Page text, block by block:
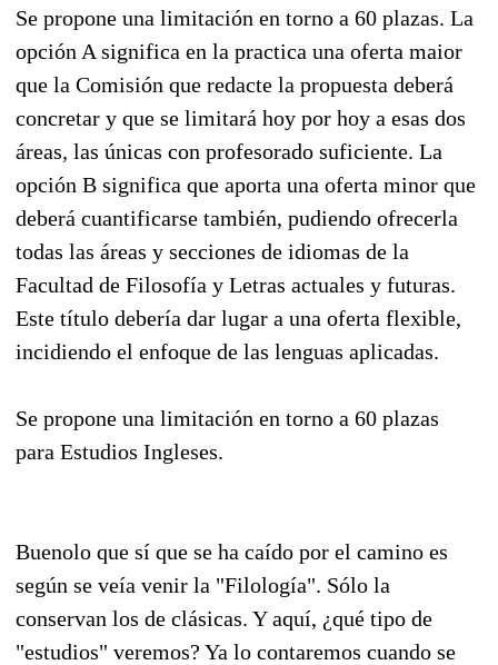
Se propone una limitación en torno a 60 plazas. La
opción A significa en la practica una oferta maior
que la Comisión que redacte la propuesta deberá
concretar y que se limitará hoy por hoy a esas dos
áreas, las únicas con profesorado suficiente. La
opción B significa que aporta una oferta minor que
deberá cuantificarse también, pudiendo ofrecerla
todas las áreas y secciones de idiomas de la
Facultad de Filosofía y Letras actuales y futuras.
Este título debería dar lugar a una oferta flexible,
incidiendo el enfoque de las lenguas aplicadas.
Se propone una limitación en torno a 60 plazas
para Estudios Ingleses.
Buenolo que sí que se ha caído por el camino es
según se veía venir la "Filología". Sólo la
conservan los de clásicas. Y aquí, ¿qué tipo de
"estudios" veremos? Ya lo contaremos cuando se